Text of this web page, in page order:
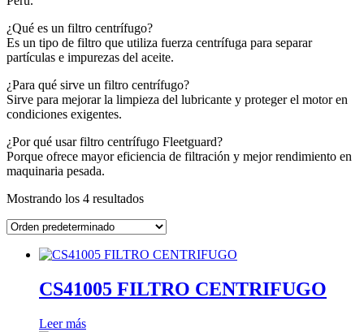
¿Qué es un filtro centrífugo?
Es un tipo de filtro que utiliza fuerza centrífuga para separar
partículas e impurezas del aceite.
¿Para qué sirve un filtro centrífugo?
Sirve para mejorar la limpieza del lubricante y proteger el motor en
condiciones exigentes.
¿Por qué usar filtro centrífugo Fleetguard?
Porque ofrece mayor eficiencia de filtración y mejor rendimiento en
maquinaria pesada.
Mostrando los 4 resultados
CS41005 FILTRO CENTRIFUGO
Leer más